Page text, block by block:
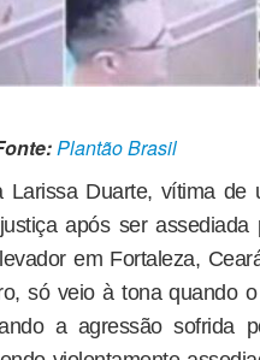
Plantão Brasil
Larissa Duarte, vítima
após ser
em Fortaleza,
só veio à tona quando
a agressão sofrida